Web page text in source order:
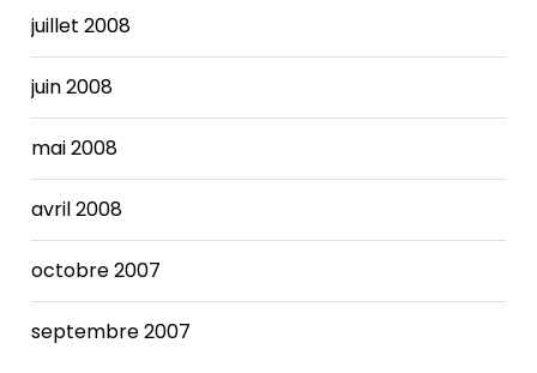
juillet 2008
juin 2008
mai 2008
avril 2008
octobre 2007
septembre 2007